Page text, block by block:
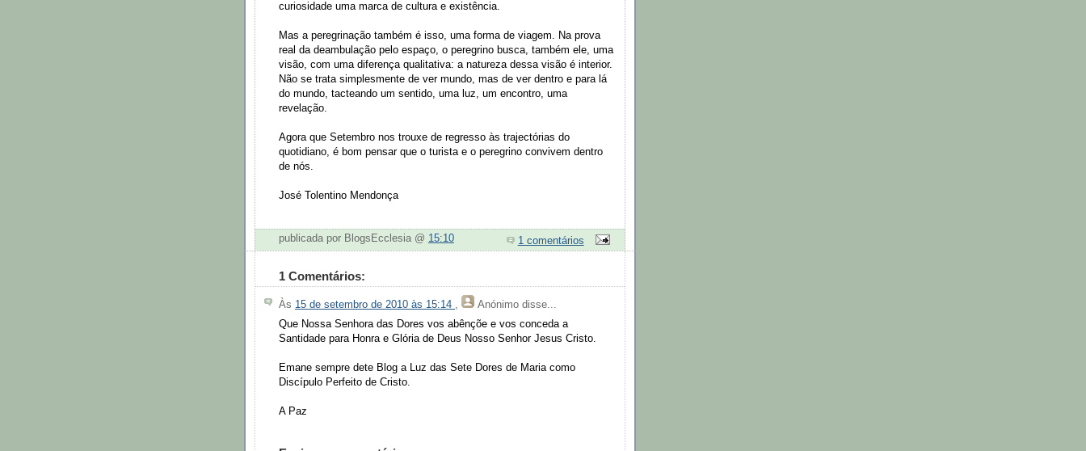
curiosidade uma marca de cultura e existência.
Mas a peregrinação também é isso, uma forma de viagem. Na prova
real da deambulação pelo espaço, o peregrino busca, também ele, uma
visão, com uma diferença qualitativa: a natureza dessa visão é interior.
Não se trata simplesmente de ver mundo, mas de ver dentro e para lá
do mundo, tacteando um sentido, uma luz, um encontro, uma
revelação.
Agora que Setembro nos trouxe de regresso às trajectórias do
quotidiano, é bom pensar que o turista e o peregrino convivem dentro
de nós.
José Tolentino Mendonça
publicada por BlogsEcclesia @ 15:10 1 comentários
1 Comentários:
Às 15 de setembro de 2010 às 15:14 , Anónimo disse...
Que Nossa Senhora das Dores vos abênçõe e vos conceda a
Santidade para Honra e Glória de Deus Nosso Senhor Jesus Cristo.
Emane sempre dete Blog a Luz das Sete Dores de Maria como
Discípulo Perfeito de Cristo.
A Paz